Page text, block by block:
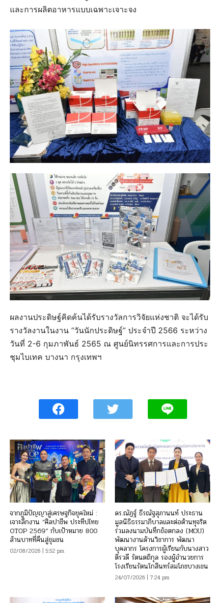
และการผลิตอาหารแบบเฉพาะเจาะจง
ผลงานประดิษฐ์คิดค้นได้รับรางวัลการวิจัยแห่งชาติ จะได้รับ
รางวัลงานในงาน “วันนักประดิษฐ์” ประจำปี 2566 ระหว่าง
วันที่ 2-6 กุมภาพันธ์ 2565 ณ ศูนย์นิทรรศการและการประ
ชุมไบเทค บางนา กรุงเทพฯ
จากภูมิปัญญาสู่เศรษฐกิจยุคใหม่ :
เจาะลึกงาน “ศิลปาชีพ ประทีปไทย
OTOP 2569” กับเป้าหมาย 800
ล้านบาทที่คืนสู่ชุมชน
02/08/2026 | 5:52 pm
ดร.ณัฏฐ์ ธีรณัฐสุภานนท์ ประธาน
มูลนิธิธรรมาภิบาลและต่อต้านทุจริต
ร่วมลงนามบันทึกข้อตกลง (MOU)
พัฒนางานด้านวิชาการ พัฒนา
บุคลากร โครงการผู้เรียนกับนางสาว
ติรวดี รัตนตถิกุล รองผู้อำนวยการ
โรงเรียนรัตนโกสินทร์สมโภชบางเขน
24/07/2026 | 7:24 pm